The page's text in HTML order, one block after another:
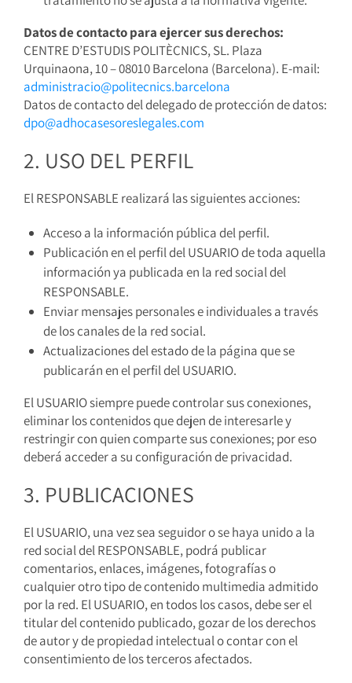
Datos de contacto para ejercer sus derechos:
CENTRE D’ESTUDIS POLITÈCNICS, SL. Plaza
Urquinaona, 10 – 08010 Barcelona (Barcelona). E-mail:
administracio@politecnics.barcelona
Datos de contacto del delegado de protección de datos:
dpo@adhocasesoreslegales.com
2. USO DEL PERFIL
El RESPONSABLE realizará las siguientes acciones:
Acceso a la información pública del perfil.
Publicación en el perfil del USUARIO de toda aquella
información ya publicada en la red social del
RESPONSABLE.
Enviar mensajes personales e individuales a través
de los canales de la red social.
Actualizaciones del estado de la página que se
publicarán en el perfil del USUARIO.
El USUARIO siempre puede controlar sus conexiones,
eliminar los contenidos que dejen de interesarle y
restringir con quien comparte sus conexiones; por eso
deberá acceder a su configuración de privacidad.
3. PUBLICACIONES
El USUARIO, una vez sea seguidor o se haya unido a la
red social del RESPONSABLE, podrá publicar
comentarios, enlaces, imágenes, fotografías o
cualquier otro tipo de contenido multimedia admitido
por la red. El USUARIO, en todos los casos, debe ser el
titular del contenido publicado, gozar de los derechos
de autor y de propiedad intelectual o contar con el
consentimiento de los terceros afectados.